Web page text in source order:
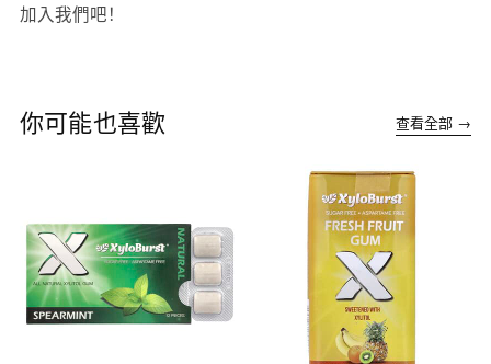
加入我們吧！
你可能也喜歡 查看全部 →